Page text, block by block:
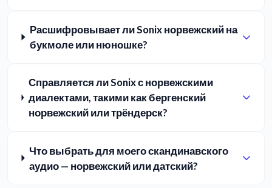
Расшифровывает ли Sonix норвежский на
букмоле или нюношке?
Справляется ли Sonix с норвежскими
диалектами, такими как бергенский
норвежский или трёндерск?
Что выбрать для моего скандинавского
аудио — норвежский или датский?